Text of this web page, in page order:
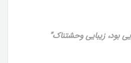
بود، زیبایی وحشتناک”